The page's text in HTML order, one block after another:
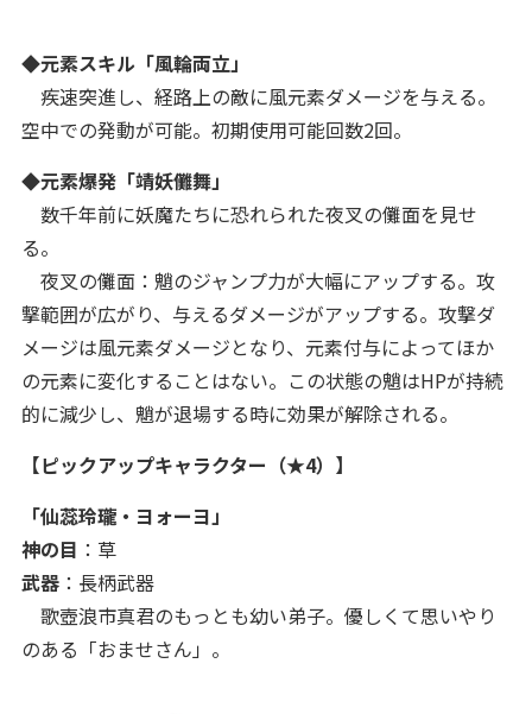
◆元素スキル「風輪両立」
疾速突進し、経路上の敵に風元素ダメージを与える。
空中での発動が可能。初期使用可能回数2回。
◆元素爆発「靖妖儺舞」
数千年前に妖魔たちに恐れられた夜叉の儺面を見せ
る。
夜叉の儺面：魈のジャンプ力が大幅にアップする。攻
撃範囲が広がり、与えるダメージがアップする。攻撃ダ
メージは風元素ダメージとなり、元素付与によってほか
の元素に変化することはない。この状態の魈はHPが持続
的に減少し、魈が退場する時に効果が解除される。
【ピックアップキャラクター（★4）】
「仙蕊玲瓏・ヨォーヨ」
神の目 ：草
武器：長柄武器
歌壺浪市真君のもっとも幼い弟子。優しくて思いやり
のある「おませさん」。